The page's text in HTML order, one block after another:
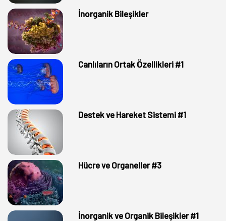
İnorganik Bileşikler
Canlıların Ortak Özellikleri #1
Destek ve Hareket Sistemi #1
Hücre ve Organeller #3
İnorganik ve Organik Bileşikler #1